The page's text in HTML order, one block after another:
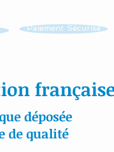
Paiement Sécurisé
déposée
de qualité